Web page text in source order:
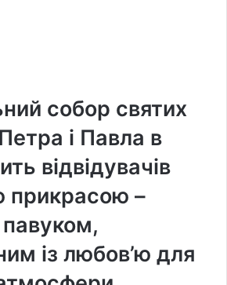
собор святих
і Павла в
відвідувачів
прикрасою –
із любов’ю для